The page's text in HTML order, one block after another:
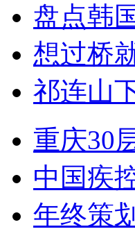
盘点韩
想过桥
祁连山
重庆30
中国疾
年终策